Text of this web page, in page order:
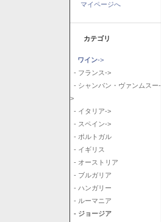
マイページへ
カテゴリ
ワイン->
- フランス->
- シャンパン・ヴァンムスー-
>
- イタリア->
- スペイン->
- ポルトガル
- イギリス
- オーストリア
- ブルガリア
- ハンガリー
- ルーマニア
- ジョージア